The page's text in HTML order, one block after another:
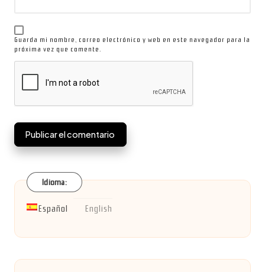
Guarda mi nombre, correo electrónico y web en este navegador para la
próxima vez que comente.
Idioma:
Español English